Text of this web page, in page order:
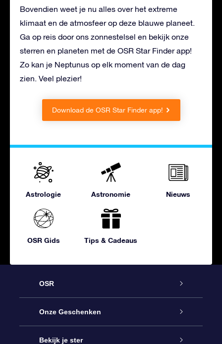
Bovendien weet je nu alles over het extreme
klimaat en de atmosfeer op deze blauwe planeet.
Ga op reis door ons zonnestelsel en bekijk onze
sterren en planeten met de OSR Star Finder app!
Zo kan je Neptunus op elk moment van de dag
zien. Veel plezier!
Download de OSR Star Finder app!
Astrologie Astronomie Nieuws
OSR Gids Tips & Cadeaus
OSR
Service
Contact
Onze Geschenken
Online Star Gift
Bekijk je ster